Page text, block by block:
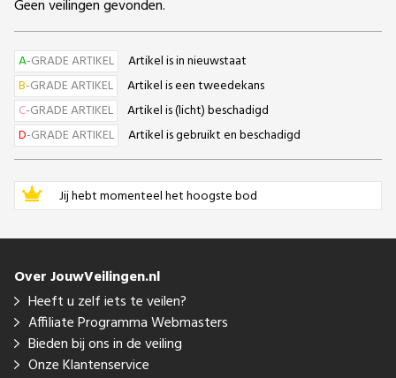
Geen veilingen gevonden.
A-GRADE ARTIKEL
Artikel is in nieuwstaat
B-GRADE ARTIKEL
Artikel is een tweedekans
C-GRADE ARTIKEL
Artikel is (licht) beschadigd
D-GRADE ARTIKEL Artikel is gebruikt en beschadigd
Jij hebt momenteel het hoogste bod
Over JouwVeilingen.nl
Heeft u zelf iets te veilen?
Affiliate Programma Webmasters
Bieden bij ons in de veiling
Onze Klantenservice